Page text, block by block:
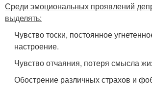
Среди эмоциональных проявлений
выделять:
Чувство тоски, постоянное
настроение.
Чувство отчаяния, потеря смысла
Обострение различных страхов и